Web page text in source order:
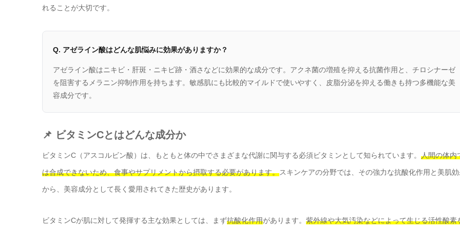
れることが大切です。
Q. アゼライン酸はどんな肌悩みに効果がありますか？
アゼライン酸はニキビ・肝斑・ニキビ跡・酒さなどに効果的な成分です。アクネ菌の増殖を抑える抗菌作用と、チロシナーゼ
を阻害するメラニン抑制作用を持ちます。敏感肌にも比較的マイルドで使いやすく、皮脂分泌を抑える働きも持つ多機能な美
容成分です。
📌 ビタミンCとはどんな成分か
ビタミンC（アスコルビン酸）は、もともと体の中でさまざまな代謝に関与する必須ビタミンとして知られています。 人間の体内
は合成できないため、食事やサプリメントから摂取する必要があります。スキンケアの分野では、その強力な抗酸化作用と美肌
から、美容成分として長く愛用されてきた歴史があります。
ビタミンCが肌に対して発揮する主な効果としては、まず抗酸化作用があります。 紫外線や大気汚染などによって生じる活性酸素